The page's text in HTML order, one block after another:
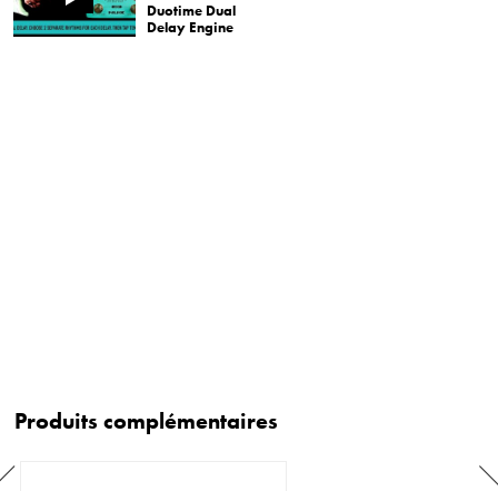
Duotime Dual
Delay Engine
Produits complémentaires